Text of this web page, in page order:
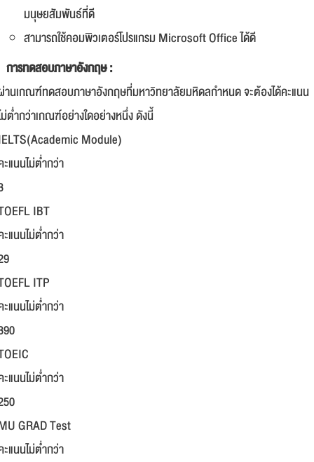
มนุษยสัมพันธ์ที่ดี
สามารถใช้คอมพิวเตอร์โปรแกรม Microsoft Office ได้ดี
การทดสอบภาษาอังกฤษ :
านเกณฑ์ทดสอบภาษาอังกฤษที่มหาวิทยาลัยมหิดลกำหนด จะต้องได้คะแนน
ม่ต่ำกว่าเกณฑ์อย่างใดอย่างหนึ่ง ดังนี้
Module)
แนนไม่ต่ำกว่า
IBT
แนนไม่ต่ำกว่า
ITP
แนนไม่ต่ำกว่า
แนนไม่ต่ำกว่า
GRAD Test
แนนไม่ต่ำกว่า